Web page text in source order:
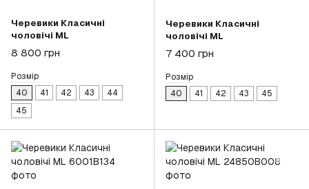
Черевики Класичні
чоловічі ML
8 800 грн
Розмір
40
41 42 43
44
45
Черевики Класичні
чоловічі ML
7 400 грн
Розмір
40
41 42 43 45